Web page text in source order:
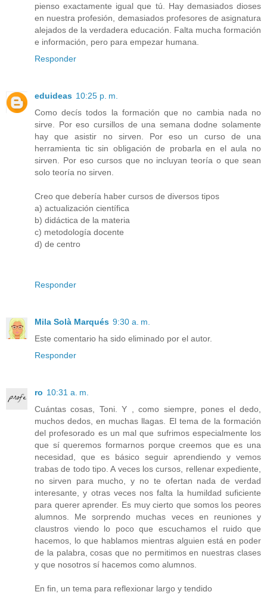
pienso exactamente igual que tú. Hay demasiados dioses
en nuestra profesión, demasiados profesores de asignatura
alejados de la verdadera educación. Falta mucha formación
e información, pero para empezar humana.
Responder
eduideas 10:25 p. m.
Como decís todos la formación que no cambia nada no
sirve. Por eso cursillos de una semana dodne solamente
hay que asistir no sirven. Por eso un curso de una
herramienta tic sin obligación de probarla en el aula no
sirven. Por eso cursos que no incluyan teoría o que sean
solo teoría no sirven.
Creo que debería haber cursos de diversos tipos
a) actualización científica
b) didáctica de la materia
c) metodología docente
d) de centro
Responder
Mila Solà Marqués 9:30 a. m.
Este comentario ha sido eliminado por el autor.
Responder
ro 10:31 a. m.
Cuántas cosas, Toni. Y , como siempre, pones el dedo,
muchos dedos, en muchas llagas. El tema de la formación
del profesorado es un mal que sufrimos especialmente los
que sí queremos formarnos porque creemos que es una
necesidad, que es básico seguir aprendiendo y vemos
trabas de todo tipo. A veces los cursos, rellenar expediente,
no sirven para mucho, y no te ofertan nada de verdad
interesante, y otras veces nos falta la humildad suficiente
para querer aprender. Es muy cierto que somos los peores
alumnos. Me sorprendo muchas veces en reuniones y
claustros viendo lo poco que escuchamos el ruido que
hacemos, lo que hablamos mientras alguien está en poder
de la palabra, cosas que no permitimos en nuestras clases
y que nosotros sí hacemos como alumnos.
En fin, un tema para reflexionar largo y tendido